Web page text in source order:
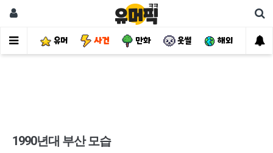
유머 사건 만화 웃썰 해외 핫
1990년대 부산 모습